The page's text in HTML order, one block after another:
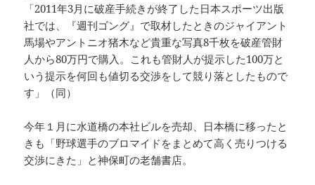
「2011年3月に破産手続きが終了した日本スポーツ出版
社では、『週刊ゴング』で取材したときのジャイアント
馬場やアントニオ猪木など貴重な写真8千枚を破産管財
人から80万円で購入。これも管財人が提示した100万と
いう提示を何回も値切る交渉をして競り落としたもので
す」（同）
今年１月に水道橋の本社ビルを売却、日本橋に移ったと
きも「野球選手のブロマイドをまとめて高く売りつける
交渉にきた」と神保町の老舗書店。